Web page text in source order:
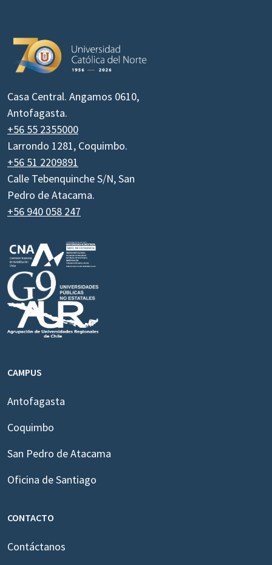
Casa Central. Angamos 0610,
Antofagasta.
+56 55 2355000
Larrondo 1281, Coquimbo.
+56 51 2209891
Calle Tebenquinche S/N, San
Pedro de Atacama.
+56 940 058 247
CAMPUS
Antofagasta
Coquimbo
San Pedro de Atacama
Oficina de Santiago
CONTACTO
Contáctanos